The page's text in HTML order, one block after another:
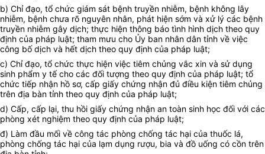
b) Chỉ đạo, tổ chức giám sát bệnh truyền nhiễm, bệnh không lây
nhiễm, bệnh chưa rõ nguyên nhân, phát hiện sớm và xử lý các bệnh
truyền nhiễm gây dịch; thực hiện thông báo tình hình dịch theo quy
định của pháp luật; tham mưu cho Ủy ban nhân dân tỉnh về việc
công bốdịch và hết dịch theo quy định của pháp luật;
c) Chỉ đạo, tổ chức thực hiện việc tiêm chủng vắc xin và sử dụng
sinh phẩm y tế cho các đối tượng theo quy định của pháp luật; tổ
chức tiếp nhận hồ sơ, cấp giấy chứng nhận đủ điều kiện tiêm chủng
trên địa bàn tỉnh theo quy định của pháp luật;
d) Cấp, cấp lại, thu hồi giấy chứng nhận an toàn sinh học đối với các
phòng xét nghiệm theo quy định của pháp luật;
đ) Làm đầu mối về công tác phòng chống tác hại của thuốc lá,
phòng chống tác hại của lạm dụng rượu, bia và đồ uống có cồn trên